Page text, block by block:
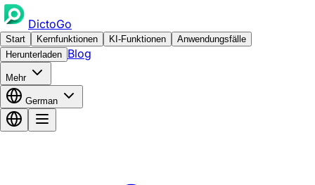
DictoGo
Start Kernfunktionen KI-Funktionen
Anwendungsfälle
Herunterladen Blog
Mehr
German